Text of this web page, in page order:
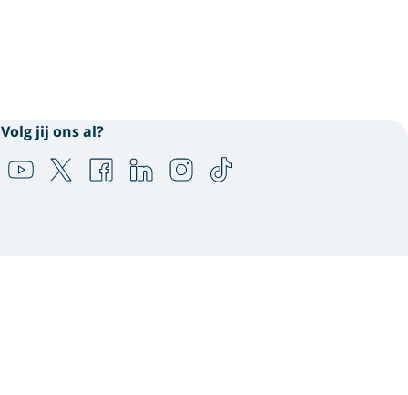
Volg jij ons al?